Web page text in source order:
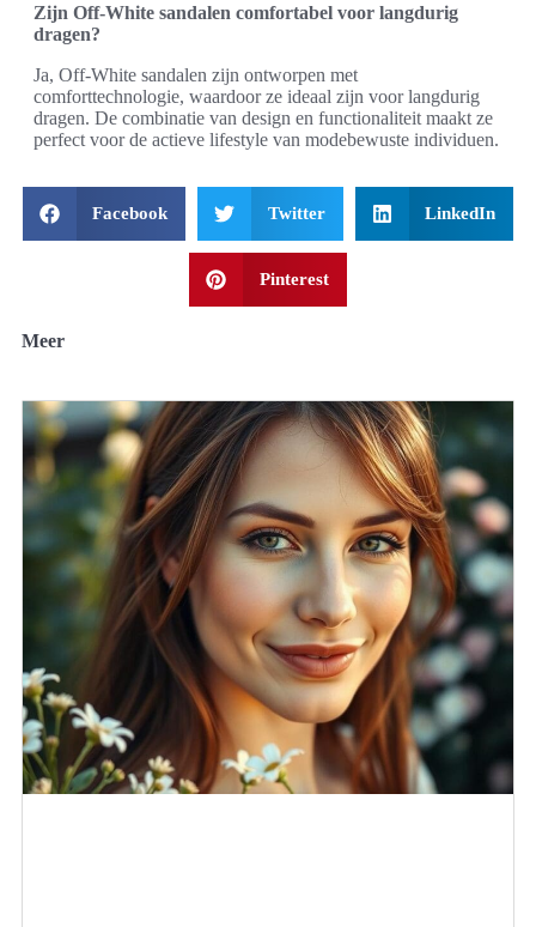
Zijn Off-White sandalen comfortabel voor langdurig
dragen?
Ja, Off-White sandalen zijn ontworpen met
comforttechnologie, waardoor ze ideaal zijn voor langdurig
dragen. De combinatie van design en functionaliteit maakt ze
perfect voor de actieve lifestyle van modebewuste individuen.
Facebook Twitter LinkedIn
Pinterest
Meer